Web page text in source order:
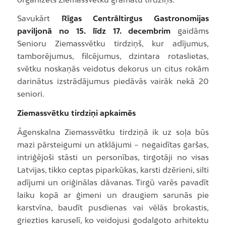
Savukārt Rīgas Centrāltirgus Gastronomijas
paviljonā no
15. līdz 17. decembrim gaidāms
Senioru Ziemassvētku tirdziņš, kur adījumus,
tamborējumus, filcējumus, dzintara rotaslietas,
svētku noskaņās veidotus dekorus un citus rokām
darinātus izstrādājumus piedāvās vairāk nekā 20
seniori.
Ziemassvētku tirdziņi apkaimēs
Āgenskalna Ziemassvētku tirdziņā ik uz soļa būs
mazi pārsteigumi un atklājumi – negaidītas garšas,
intriģējoši stāsti un personības, tirgotāji no visas
Latvijas, tikko ceptas piparkūkas, karsti dzērieni, silti
adījumi un oriģinālas dāvanas. Tirgū varēs pavadīt
laiku kopā ar ģimeni un draugiem sarunās pie
karstvīna, baudīt pusdienas vai vēlās brokastis,
griezties karuselī, ko veidojusi godalgoto arhitektu